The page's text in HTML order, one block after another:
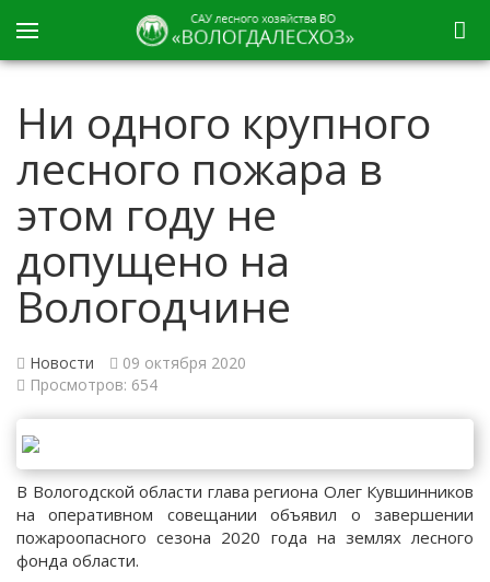
Ни одного крупного
лесного пожара в
этом году не
допущено на
Вологодчине
Новости
09 октября 2020
Просмотров: 654
В Вологодской области глава региона Олег Кувшинников
на оперативном совещании объявил о завершении
пожароопасного сезона 2020 года на землях лесного
фонда области.